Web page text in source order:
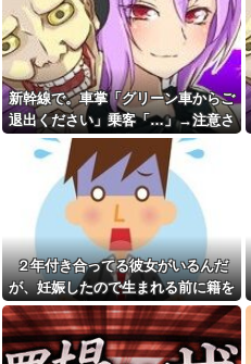
かり掴んで境遇を泣きながら話
した。すると露出狂は…
どれだけ食べても体型が変わ
らない彼女。その理由を聞いた
ら、思いもしなかった方法で維
持していて…
友達「少しだけお茶しよう
よ」妊婦の私「気分転換になる
なら…」→帰宅してから思わぬ
異変が起きて…
夫は私との会話を何度も忘
れ、楽しみにしていた約束まで
覚えていなかった。その積み重
ねが限界を迎えて…
親戚の息子が30過ぎてようや
く結婚したのに3～4年で離婚。
相手の女性の言い分がモラハラ
だったらしい
【肥満】 103キロで彼氏にフ
ラれた女の末路が悲惨すぎるｗ
ｗｗｗ
新幹線で。車掌「グリーン車からご
退出ください」乗客「…」→注意さ
れても動かない乗客を見ていたら、
その直後まさかの展開に…
２年付き合ってる彼女がいるんだ
が、妊娠したので生まれる前に籍を
入れたいと言われた。俺は種がほぼ
無いはずなのに...